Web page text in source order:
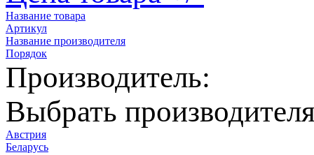
Название товара
Артикул
Название производителя
Порядок
Производитель:
Выбрать
Австрия
Беларусь